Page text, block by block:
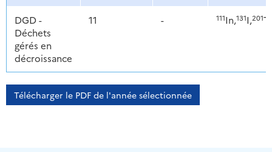
DGD -
Déchets
gérés en
décroissance
11 - 111In,131I,201
Télécharger le PDF de l'année sélectionnée